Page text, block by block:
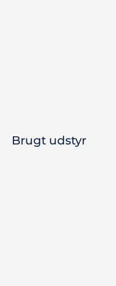
Brugt udstyr